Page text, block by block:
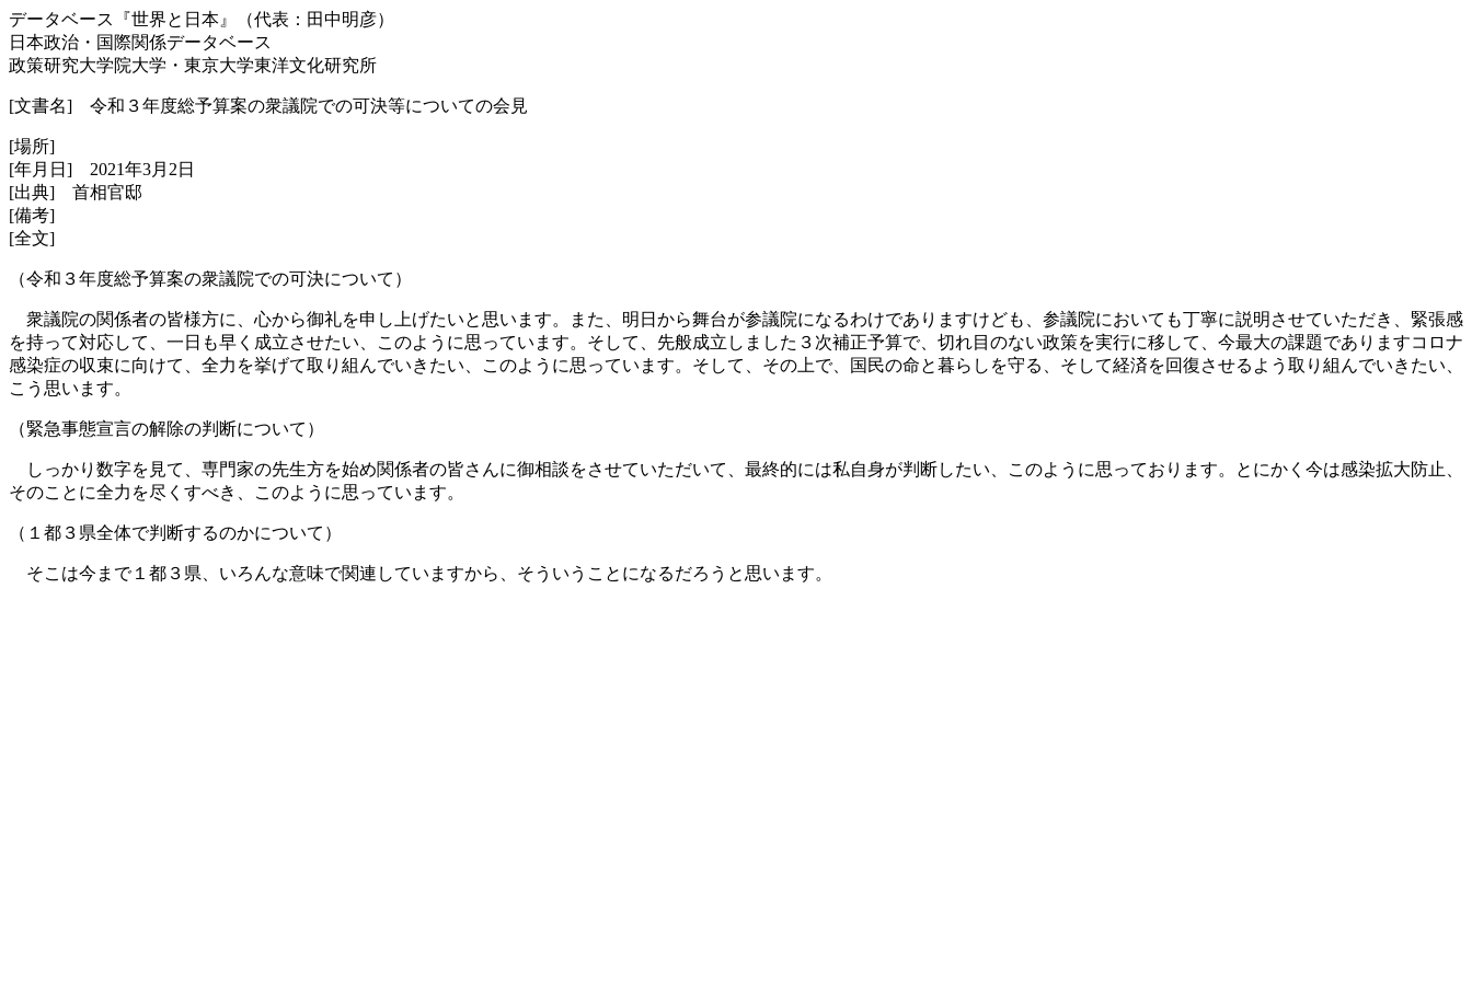
データベース『世界と日本』（代表：田中明彦）
日本政治・国際関係データベース
政策研究大学院大学・東京大学東洋文化研究所
[文書名] 令和３年度総予算案の衆議院での可決等についての会見
[場所]
[年月日] 2021年3月2日
[出典] 首相官邸
[備考]
[全文]
（令和３年度総予算案の衆議院での可決について）
衆議院の関係者の皆様方に、心から御礼を申し上げたいと思います。また、明日から舞台が参議院になるわけでありますけども、参議院においても丁寧に説明させていただき、緊張感
を持って対応して、一日も早く成立させたい、このように思っています。そして、先般成立しました３次補正予算で、切れ目のない政策を実行に移して、今最大の課題でありますコロナ
感染症の収束に向けて、全力を挙げて取り組んでいきたい、このように思っています。そして、その上で、国民の命と暮らしを守る、そして経済を回復させるよう取り組んでいきたい、
こう思います。
（緊急事態宣言の解除の判断について）
しっかり数字を見て、専門家の先生方を始め関係者の皆さんに御相談をさせていただいて、最終的には私自身が判断したい、このように思っております。とにかく今は感染拡大防止、
そのことに全力を尽くすべき、このように思っています。
（１都３県全体で判断するのかについて）
そこは今まで１都３県、いろんな意味で関連していますから、そういうことになるだろうと思います。